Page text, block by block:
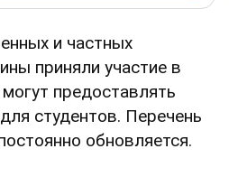
и частных
приняли участие в
предоставлять
студентов. Перечень
обновляется.